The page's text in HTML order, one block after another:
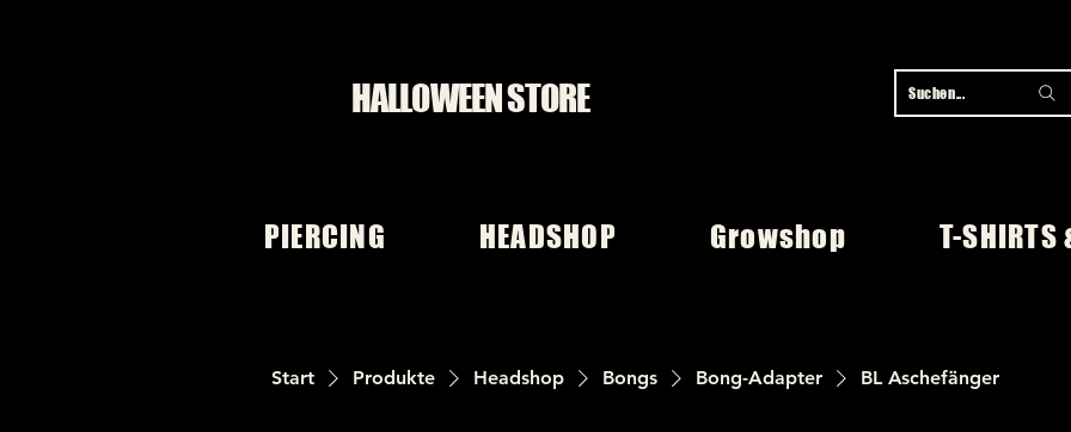
HALLOWEEN STORE Suchen...
PIERCING HEADSHOP Growshop T-SHIRTS
Start Produkte Headshop Bongs Bong-Adapter BL Aschefänger